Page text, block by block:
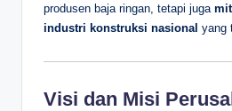
produsen baja ringan, tetapi juga
industri konstruksi nasional yang
Visi dan Misi